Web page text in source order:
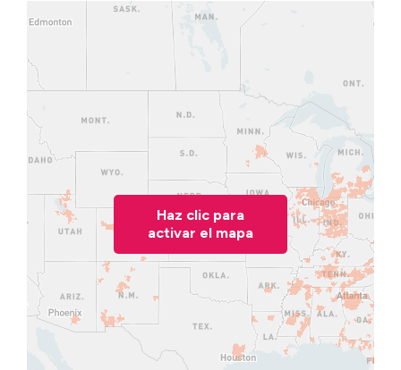
Haz clic para
activar el mapa